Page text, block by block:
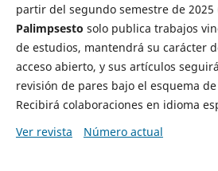
partir del segundo semestre de 2025
Palimpsesto solo publica trabajos
de estudios, mantendrá su carácter
acceso abierto, y sus artículos
revisión de pares bajo el esquema
Recibirá colaboraciones en idioma
Ver revista
Número actual